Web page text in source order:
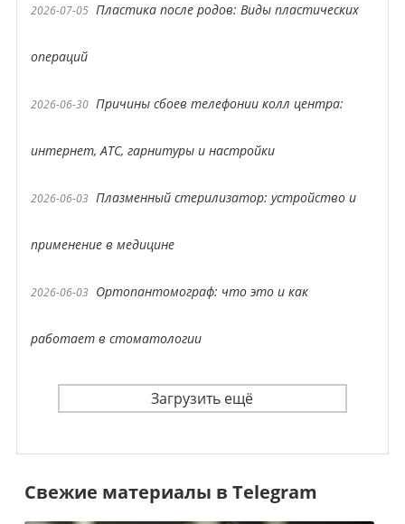
2026-07-05 Пластика после родов: Виды пластических
операций
2026-06-30 Причины сбоев телефонии колл центра:
интернет, АТС, гарнитуры и настройки
2026-06-03 Плазменный стерилизатор: устройство и
применение в медицине
2026-06-03 Ортопантомограф: что это и как
работает в стоматологии
Загрузить ещё
Свежие материалы в Telegram